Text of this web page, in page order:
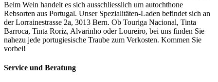
Beim Wein handelt es sich ausschliesslich um autochthone
Rebsorten aus Portugal. Unser Spezialitäten-Laden befindet sich an
der Lorrainestrasse 2a, 3013 Bern. Ob Touriga Nacional, Tinta
Barroca, Tinta Roriz, Alvarinho oder Loureiro, bei uns finden Sie
nahezu jede portugiesische Traube zum Verkosten. Kommen Sie
vorbei!
Service und Beratung